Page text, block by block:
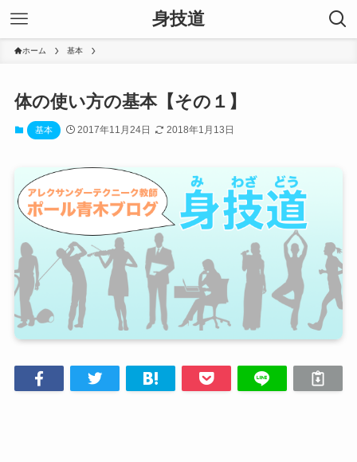
身技道
ホーム 基本
体の使い方の基本【その１】
基本 2017年11月24日 2018年1月13日